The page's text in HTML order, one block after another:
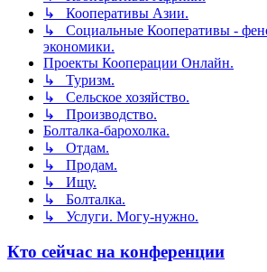
↳ Кооперативы Азии.
↳ Социальные Кооперативы -
экономики.
Проекты Кооперации Онлайн.
↳ Туризм.
↳ Сельское хозяйство.
↳ Производство.
Болталка-барохолка.
↳ Отдам.
↳ Продам.
↳ Ищу.
↳ Болталка.
↳ Услуги. Могу-нужно.
Кто сейчас на конференции